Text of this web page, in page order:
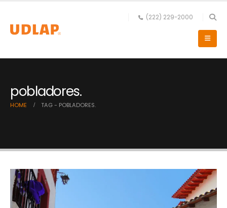
(222) 229-2000
pobladores.
HOME TAG - POBLADORES.